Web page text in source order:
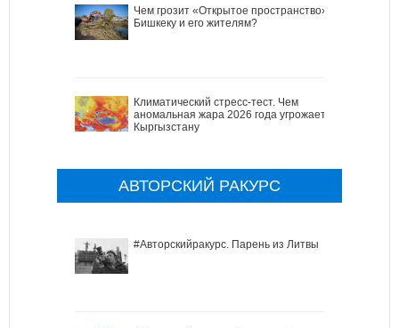
Чем грозит «Открытое пространство»
Бишкеку и его жителям?
Климатический стресс-тест. Чем
аномальная жара 2026 года угрожает
Кыргызстану
АВТОРСКИЙ РАКУРС
#Авторскийракурс. Парень из Литвы